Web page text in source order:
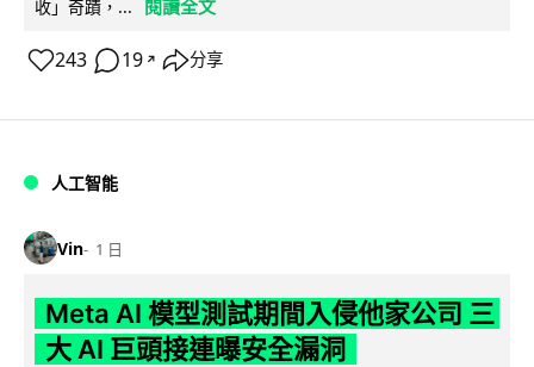
收」奇蹟，... 閱讀全文
243 19 ↗ 分享
人工智能
Vin 1 日
Meta AI 模型測試期間入侵他家公司 三
大 AI 巨頭接連曝安全漏洞